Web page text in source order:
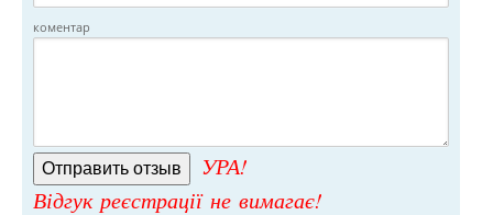
коментар
УРА!
Відгук реєстрації не вимагає!